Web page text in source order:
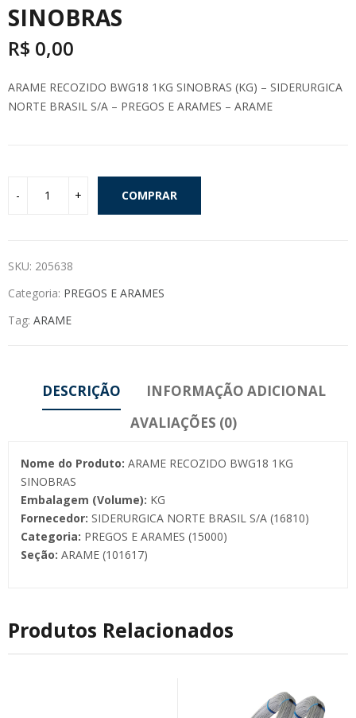
SINOBRAS
R$ 0,00
ARAME RECOZIDO BWG18 1KG SINOBRAS (KG) – SIDERURGICA
NORTE BRASIL S/A – PREGOS E ARAMES – ARAME
COMPRAR
SKU: 205638
Categoria: PREGOS E ARAMES
Tag: ARAME
DESCRIÇÃO
INFORMAÇÃO ADICIONAL
AVALIAÇÕES (0)
Nome do Produto: ARAME RECOZIDO BWG18 1KG
SINOBRAS
Embalagem (Volume): KG
Fornecedor: SIDERURGICA NORTE BRASIL S/A (16810)
Categoria: PREGOS E ARAMES (15000)
Seção: ARAME (101617)
Produtos Relacionados